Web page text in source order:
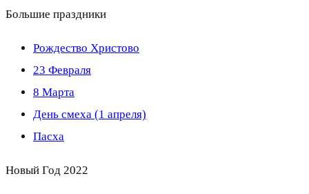
Большие праздники
Рождество Христово
23 Февраля
8 Марта
День смеха (1 апреля)
Пасха
Новый Год 2022